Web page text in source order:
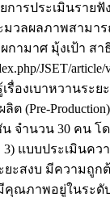
ารประเมินราย
มวลผลภาพสาม
ผกามาศ มุ้งเป้า สา
JSET/
รื่องเบาหวานระ
(Pre-
จำนวน 30 คน โ
แบบประเมินคว
ยะสงบ มีความถู
าพอยู่ในระดับดี